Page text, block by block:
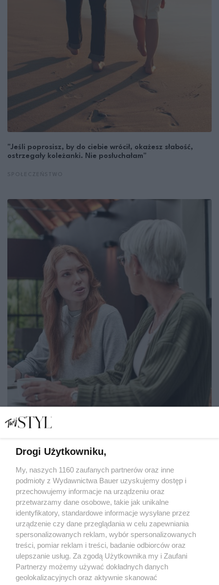
"Jeśli poprosisz, by do ciebie wrócił, okażesz słabość,
ostrzegały koleżanki. Nie posłuchałam"
mnie, ale czeka mnie bycie z nią całą dobę"
AGNIESZKA LITOROWICZ-SIEGERT
SPOŁECZEŃSTWO
Drogi Użytkowniku,
My, naszych 1160 zaufanych partnerów oraz inne
podmioty z Wydawnictwa Bauer uzyskujemy dostęp i
przechowujemy informacje na urządzeniu oraz
przetwarzamy dane osobowe, takie jak unikalne
identyfikatory, standardowe informacje wysyłane przez
urządzenie czy dane przeglądania w celu zapewniania
spersonalizowanych reklam, wybór spersonalizowanych
treści, pomiar reklam i treści, badanie odbiorców oraz
ulepszanie usług. Za zgodą Użytkownika my i Zaufani
Partnerzy możemy używać dokładnych danych
geolokalizacyjnych oraz aktywnie skanować